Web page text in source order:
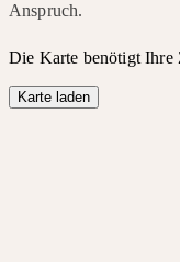
Anspruch.
Die Karte benötigt Ihre
Karte laden